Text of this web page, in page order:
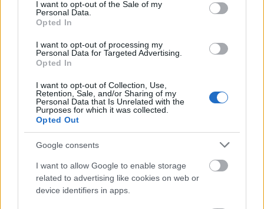
I want to opt-out of the Sale of my
Personal Data.
Opted In
I want to opt-out of processing my
Personal Data for Targeted Advertising.
Opted In
I want to opt-out of Collection, Use,
Retention, Sale, and/or Sharing of my
Personal Data that Is Unrelated with the
Purposes for which it was collected.
Opted Out
Google consents
I want to allow Google to enable storage
related to advertising like cookies on web or
device identifiers in apps.
Zing Burger/Facebook